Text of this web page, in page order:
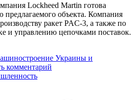
Lockheed Martin готова
предлагаемого объекта. Компания
ракет PAC-3, а также по
и управлению цепочками поставок.
Украины и
комментарий